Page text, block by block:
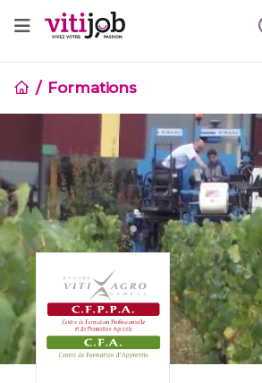
Formations